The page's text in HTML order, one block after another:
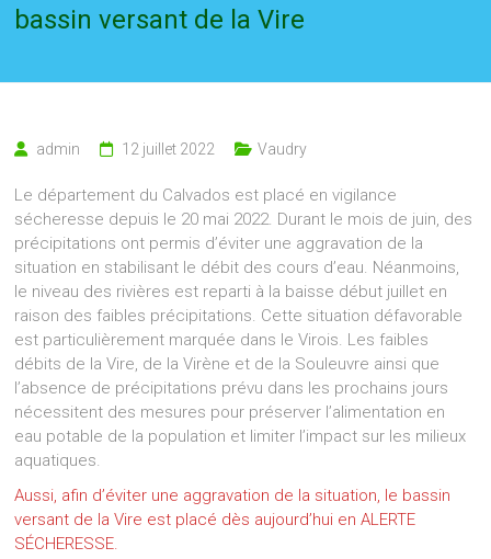
bassin versant de la Vire
admin 12 juillet 2022 Vaudry
Le département du Calvados est placé en vigilance
sécheresse depuis le 20 mai 2022. Durant le mois de juin, des
précipitations ont permis d’éviter une aggravation de la
situation en stabilisant le débit des cours d’eau. Néanmoins,
le niveau des rivières est reparti à la baisse début juillet en
raison des faibles précipitations. Cette situation défavorable
est particulièrement marquée dans le Virois. Les faibles
débits de la Vire, de la Virène et de la Souleuvre ainsi que
l’absence de précipitations prévu dans les prochains jours
nécessitent des mesures pour préserver l’alimentation en
eau potable de la population et limiter l’impact sur les milieux
aquatiques.
Aussi, afin d’éviter une aggravation de la situation, le bassin
versant de la Vire est placé dès aujourd’hui en ALERTE
SÉCHERESSE.